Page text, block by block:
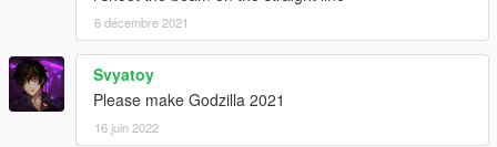
6 décembre 2021
Svyatoy
Please make Godzilla 2021
16 juin 2022